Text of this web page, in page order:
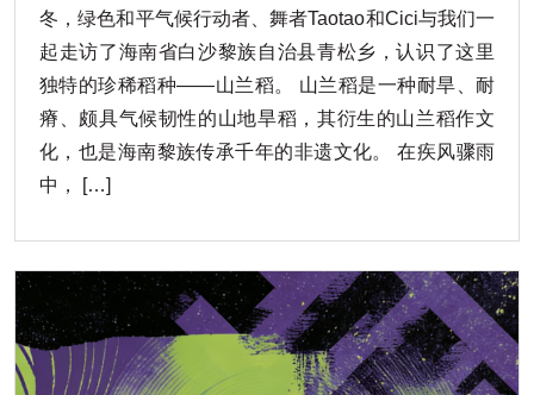
冬，绿色和平气候行动者、舞者Taotao和Cici与我们一
起走访了海南省白沙黎族自治县青松乡，认识了这里
独特的珍稀稻种——山兰稻。 山兰稻是一种耐旱、耐
瘠、颇具气候韧性的山地旱稻，其衍生的山兰稻作文
化，也是海南黎族传承千年的非遗文化。 在疾风骤雨
中， […]